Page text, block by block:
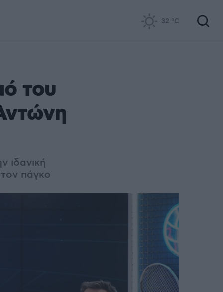
32 °C
του
ιδανική
πάγκο